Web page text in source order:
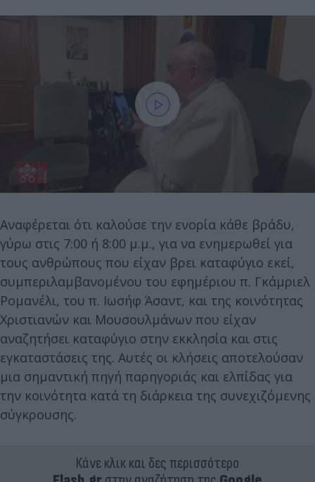
Αναφέρεται ότι καλούσε την ενορία κάθε βράδυ,
γύρω στις 7:00 ή 8:00 μ.μ., για να ενημερωθεί για
τους ανθρώπους που είχαν βρει καταφύγιο εκεί,
συμπεριλαμβανομένου του εφημέριου π. Γκάμριελ
Ρομανέλι, του π. Ιωσήφ Άσαντ, και της κοινότητας
Χριστιανών και Μουσουλμάνων που είχαν
αναζητήσει καταφύγιο στην εκκλησία και στις
εγκαταστάσεις της. Αυτές οι κλήσεις αποτελούσαν
μια σημαντική πηγή παρηγοριάς και ελπίδας για
την κοινότητα κατά τη διάρκεια της συνεχιζόμενης
σύγκρουσης.
Κάνε κλικ και δες περισσότερο